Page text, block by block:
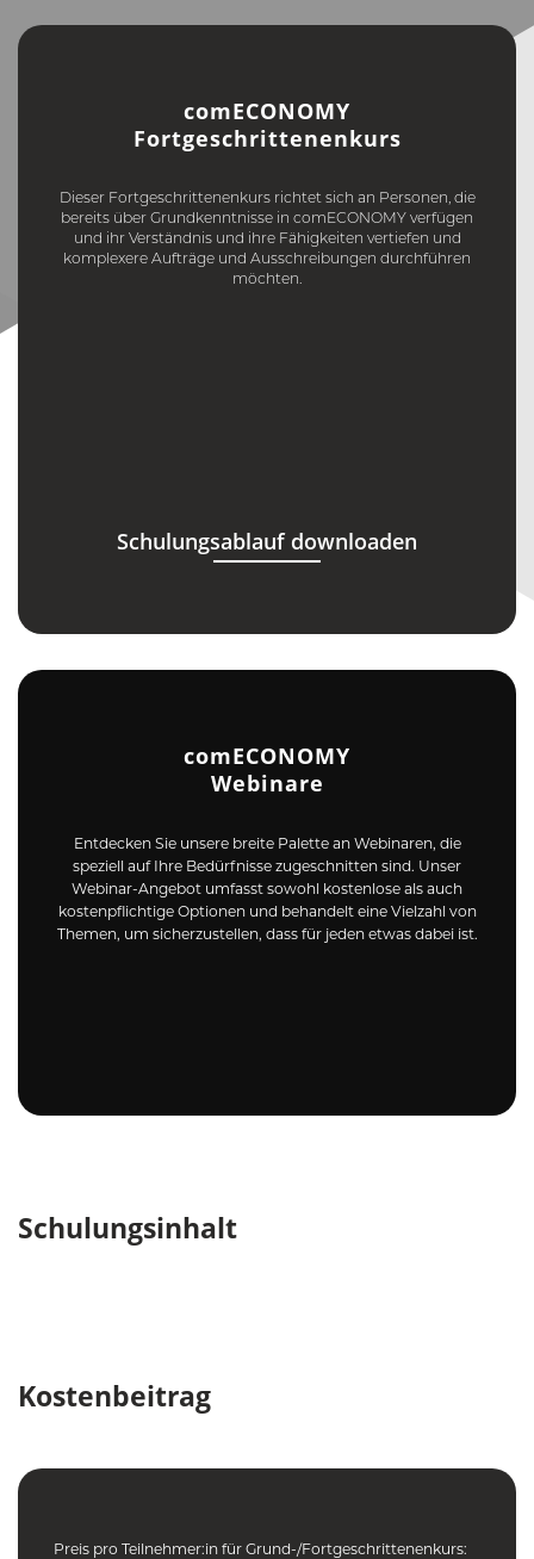
comECONOMY
Fortgeschrittenenkurs
Dieser Fortgeschrittenenkurs richtet sich an Personen, die
bereits über Grundkenntnisse in comECONOMY verfügen
und ihr Verständnis und ihre Fähigkeiten vertiefen und
komplexere Aufträge und Ausschreibungen durchführen
möchten.
Schulungsablauf downloaden
comECONOMY
Webinare
Entdecken Sie unsere breite Palette an Webinaren, die
speziell auf Ihre Bedürfnisse zugeschnitten sind. Unser
Webinar-Angebot umfasst sowohl kostenlose als auch
kostenpflichtige Optionen und behandelt eine Vielzahl von
Themen, um sicherzustellen, dass für jeden etwas dabei ist.
Schulungsinhalt
Kostenbeitrag
Preis pro Teilnehmer:in für Grund-/Fortgeschrittenenkurs: